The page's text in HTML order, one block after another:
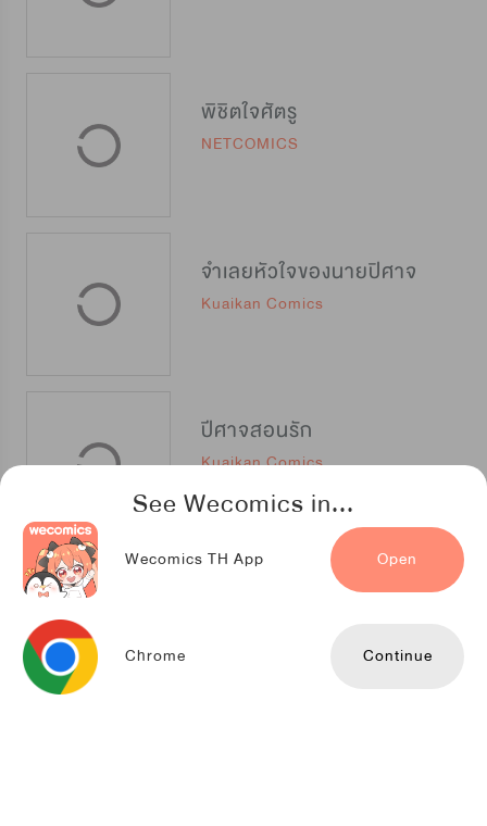
See Wecomics in...
Wecomics TH App Open
Chrome Continue
พิชิตใจศัตรู
NETCOMICS
จำเลยหัวใจของนายปิศาจ
Kuaikan Comics
ปีศาจสอนรัก
Kuaikan Comics
ท่านอำมาตย์ ข้าผิดไปแล้ว